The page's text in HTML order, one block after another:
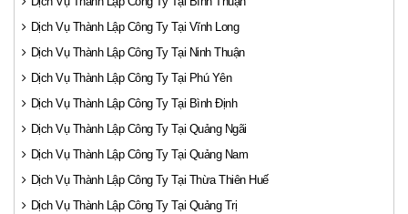
Dịch Vụ Thành Lập Công Ty Tại Vĩnh Long
Dịch Vụ Thành Lập Công Ty Tại Ninh Thuận
Dịch Vụ Thành Lập Công Ty Tại Phú Yên
Dịch Vụ Thành Lập Công Ty Tại Bình Định
Dịch Vụ Thành Lập Công Ty Tại Quảng Ngãi
Dịch Vụ Thành Lập Công Ty Tại Quảng Nam
Dịch Vụ Thành Lập Công Ty Tại Thừa Thiên Huế
Dịch Vụ Thành Lập Công Ty Tại Quảng Trị